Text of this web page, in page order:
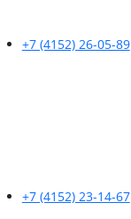
+7 (4152) 26-05-89
+7 (4152) 23-14-67